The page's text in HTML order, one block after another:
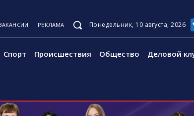
РЕКЛАМА Понедельник, 10 августа, 2026
Спорт Происшествия Общество Деловой